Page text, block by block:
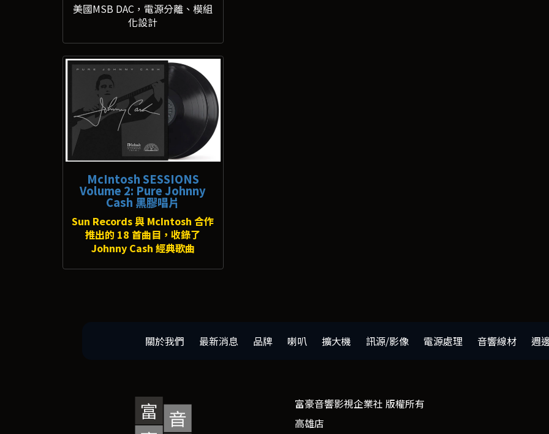
美國MSB DAC，電源分離、模組
化設計
McIntosh SESSIONS
Volume 2: Pure Johnny
Cash 黑膠唱片
Sun Records 與 McIntosh 合作
推出的 18 首曲目，收錄了
Johnny Cash 經典歌曲
關於我們 最新消息 品牌 喇叭 擴大機 訊源/影像 電源處理 音響線材 週
富豪音響影視企業社 版權所有
高雄店